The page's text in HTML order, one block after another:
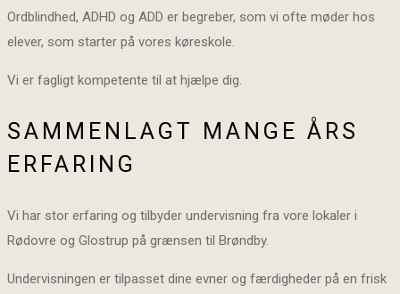
Ordblindhed, ADHD og ADD er begreber, som vi ofte møder hos
elever, som starter på vores køreskole.
Vi er fagligt kompetente til at hjælpe dig.
SAMMENLAGT MANGE ÅRS
ERFARING
Vi har stor erfaring og tilbyder undervisning fra vore lokaler i
Rødovre og Glostrup på grænsen til Brøndby.
Undervisningen er tilpasset dine evner og færdigheder på en frisk